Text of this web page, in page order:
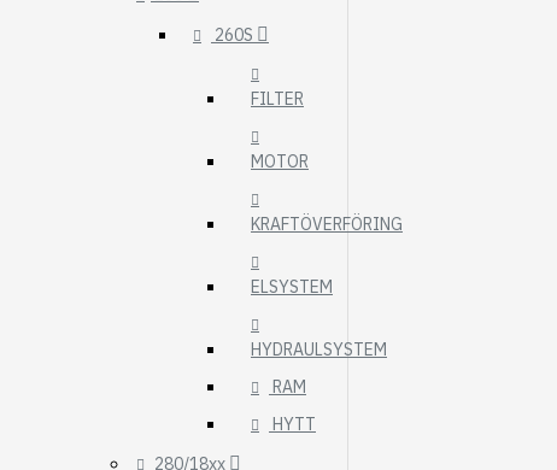
260S
FILTER
MOTOR
KRAFTÖVERFÖRING
ELSYSTEM
HYDRAULSYSTEM
RAM
HYTT
280/18xx